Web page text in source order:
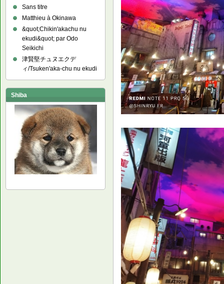
Sans titre
Matthieu à Okinawa
&quot;Chikin'akachu nu
ekudi&quot; par Odo
Seikichi
津賢堅チュヌエクデ
ィ/Tsuken'aka-chu nu ekudi
Shiba